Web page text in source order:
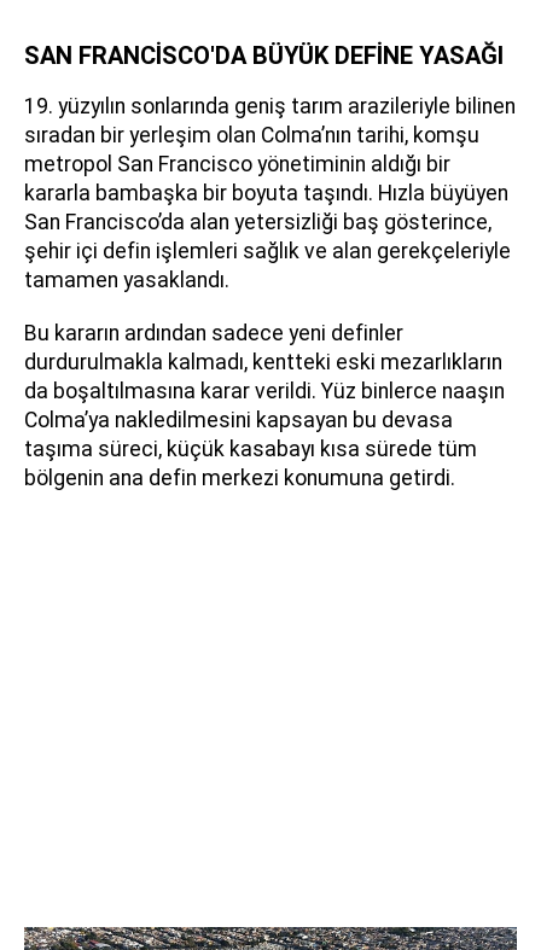
SAN FRANCİSCO'DA BÜYÜK DEFİNE YASAĞI
19. yüzyılın sonlarında geniş tarım arazileriyle bilinen
sıradan bir yerleşim olan Colma’nın tarihi, komşu
metropol San Francisco yönetiminin aldığı bir
kararla bambaşka bir boyuta taşındı. Hızla büyüyen
San Francisco’da alan yetersizliği baş gösterince,
şehir içi defin işlemleri sağlık ve alan gerekçeleriyle
tamamen yasaklandı.
Bu kararın ardından sadece yeni definler
durdurulmakla kalmadı, kentteki eski mezarlıkların
da boşaltılmasına karar verildi. Yüz binlerce naaşın
Colma’ya nakledilmesini kapsayan bu devasa
taşıma süreci, küçük kasabayı kısa sürede tüm
bölgenin ana defin merkezi konumuna getirdi.